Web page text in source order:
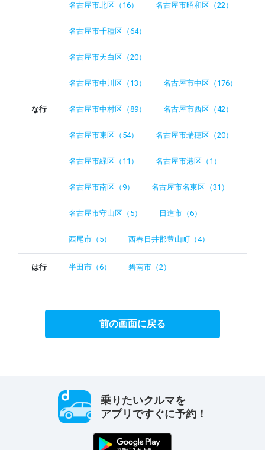
な行
名古屋市北区（16） 名古屋市昭和区（22）
名古屋市千種区（64）
名古屋市天白区（20）
名古屋市中川区（13） 名古屋市中区（176）
名古屋市中村区（89） 名古屋市西区（42）
名古屋市東区（54） 名古屋市瑞穂区（20）
名古屋市緑区（11） 名古屋市港区（1）
名古屋市南区（9） 名古屋市名東区（31）
名古屋市守山区（5） 日進市（6）
西尾市（5） 西春日井郡豊山町（4）
は行 半田市（6） 碧南市（2）
前の画面に戻る
乗りたいクルマを
アプリですぐに予約！